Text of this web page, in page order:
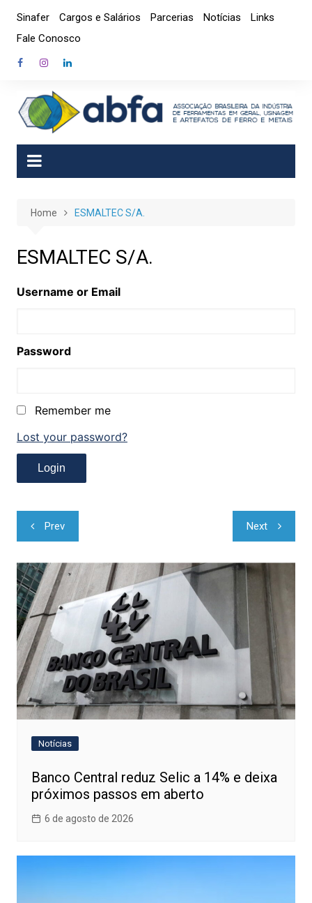
content
Sinafer Cargos e Salários Parcerias Notícias
Links
Fale Conosco
Home ESMALTEC S/A.
ESMALTEC S/A.
Username or Email
Password
Remember me
Lost your password?
Navegação
de
Post
Prev Next
Notícias
Banco Central reduz Selic a 14% e deixa
próximos passos em aberto
6 de agosto de 2026